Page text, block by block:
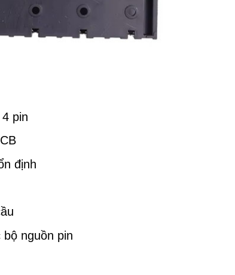
pin
định
nguồn pin